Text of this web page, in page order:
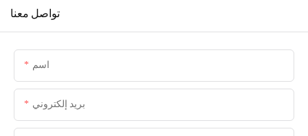
تواصل معنا
اسم
بريد إلكتروني